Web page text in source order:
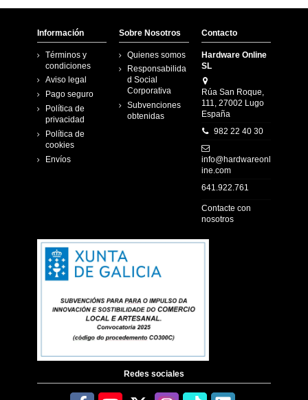
Información
Términos y
condiciones
Aviso legal
Pago seguro
Política de
privacidad
Política de
cookies
Envíos
Sobre Nosotros
Quienes somos
Responsabilida
d Social
Corporativa
Subvenciones
obtenidas
Contacto
Hardware Online
SL
Rúa San Roque,
111, 27002 Lugo
España
982 22 40 30
info@hardwareonl
ine.com
641.922.761
Contacte con
nosotros
Redes sociales